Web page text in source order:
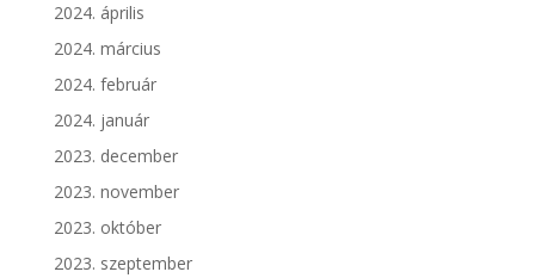
2024. április
2024. március
2024. február
2024. január
2023. december
2023. november
2023. október
2023. szeptember